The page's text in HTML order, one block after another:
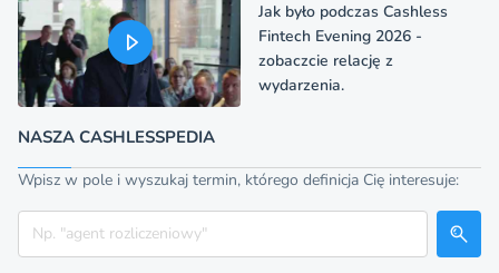
Jak było podczas Cashless
Fintech Evening 2026 -
zobaczcie relację z
wydarzenia.
NASZA CASHLESSPEDIA
Wpisz w pole i wyszukaj termin, którego definicja Cię interesuje:
Szukaj